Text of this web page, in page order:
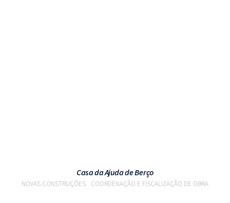
Casa da Ajuda de Berço
NOVAS CONSTRUÇÕES COORDENAÇÃO E FISCALIZAÇÃO DE OBRA